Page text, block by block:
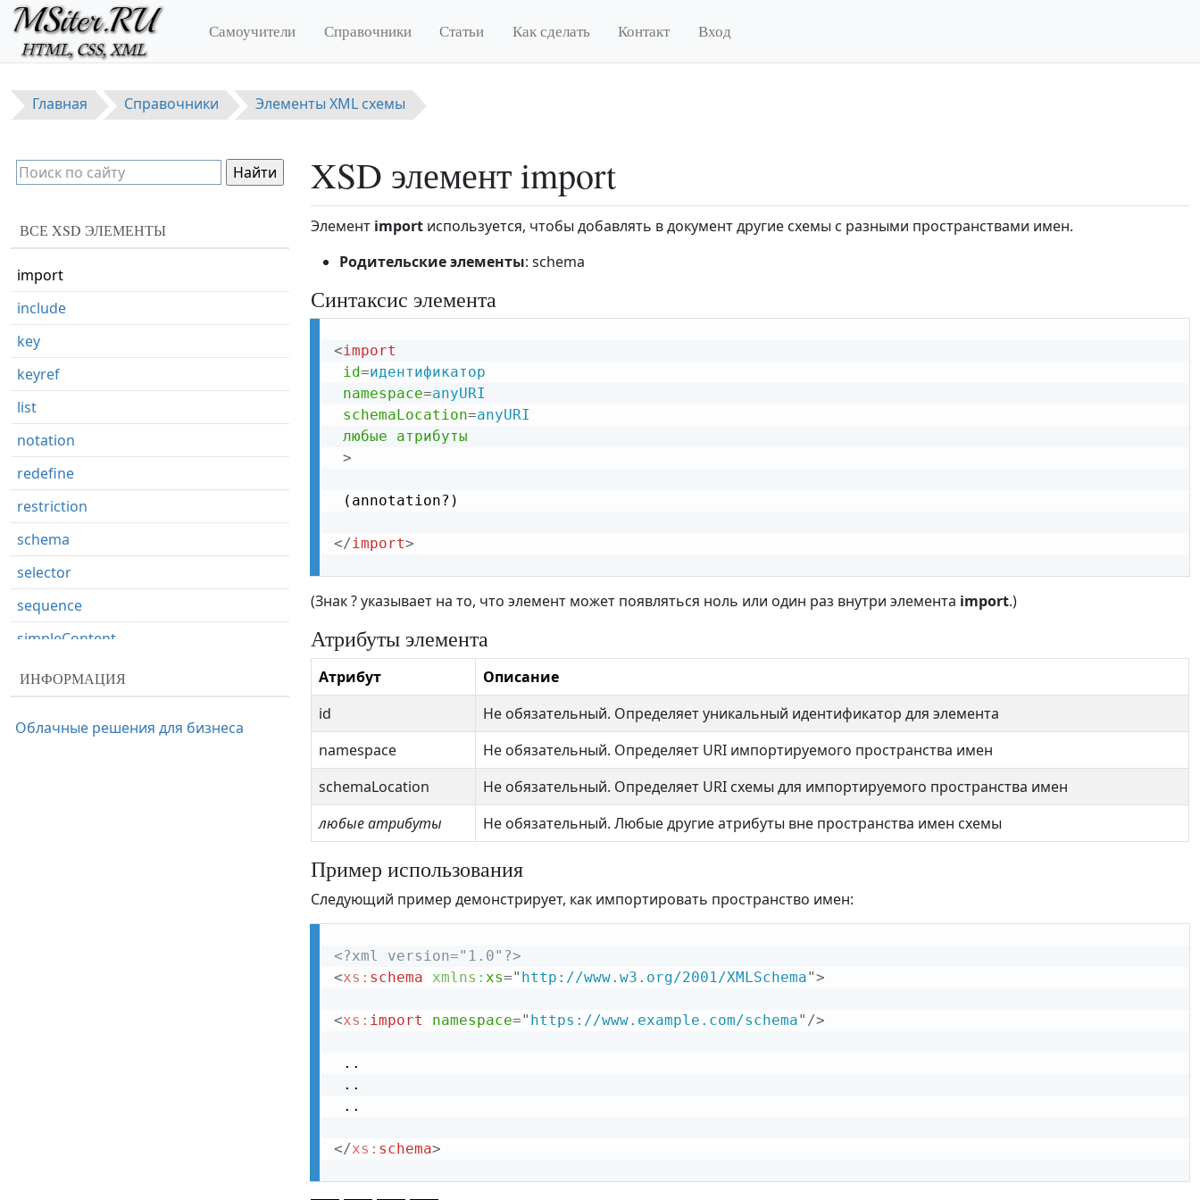
Перейти к основному содержанию
Самоучители Справочники Статьи Как сделать Контакт Вход
Главная Справочники Элементы XML схемы
XSD элемент import
Элемент import используется, чтобы добавлять в документ другие схемы с разными пространствами имен.
Родительские элементы: schema
Синтаксис элемента
<import
id=идентификатор
namespace=anyURI
schemaLocation=anyURI
любые
атрибуты
>
(annotation?)
</import>
(Знак ? указывает на то, что элемент может появляться ноль или один раз внутри элемента import.)
Атрибуты элемента
Атрибут
Описание
id
Не обязательный. Определяет уникальный идентификатор для элемента
namespace
Не обязательный. Определяет URI импортируемого пространства имен
schemaLocation
Не обязательный. Определяет URI схемы для импортируемого пространства имен
любые атрибуты
Не обязательный. Любые другие атрибуты вне пространства имен схемы
Пример использования
Следующий пример демонстрирует, как импортировать пространство имен:
<?xml version="1.0"?>
<xs: schema xmlns: xs=" http://www.w3.org/2001/XMLSchema">
<xs: import namespace=" https://www.example.com/schema" />
..
..
..
</xs: schema>
ВСЕ XSD ЭЛЕМЕНТЫ
choice
complexContent
documentation
extension
group
import
include
key
keyref
list
notation
redefine
restriction
schema
selector
sequence
simpleContent
simpleType
unique
ИНФОРМАЦИЯ
Облачные решения для бизнеса